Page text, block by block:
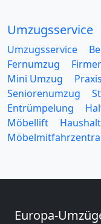
Umzugsservice
Umzugsservice
Fernumzug
Mini Umzug
Seniorenumzug
Entrümpelung
Möbellift
Europa-